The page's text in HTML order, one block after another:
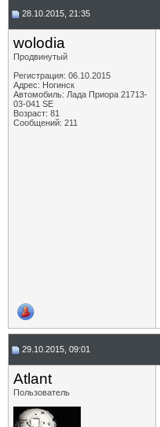
28.10.2015, 21:35
wolodia
Продвинутый
Регистрация: 06.10.2015
Адрес: Ногинск
Автомобиль: Лада Приора 21713-
03-041 SE
Возраст: 81
Сообщений: 211
29.10.2015, 09:01
Atlant
Пользователь